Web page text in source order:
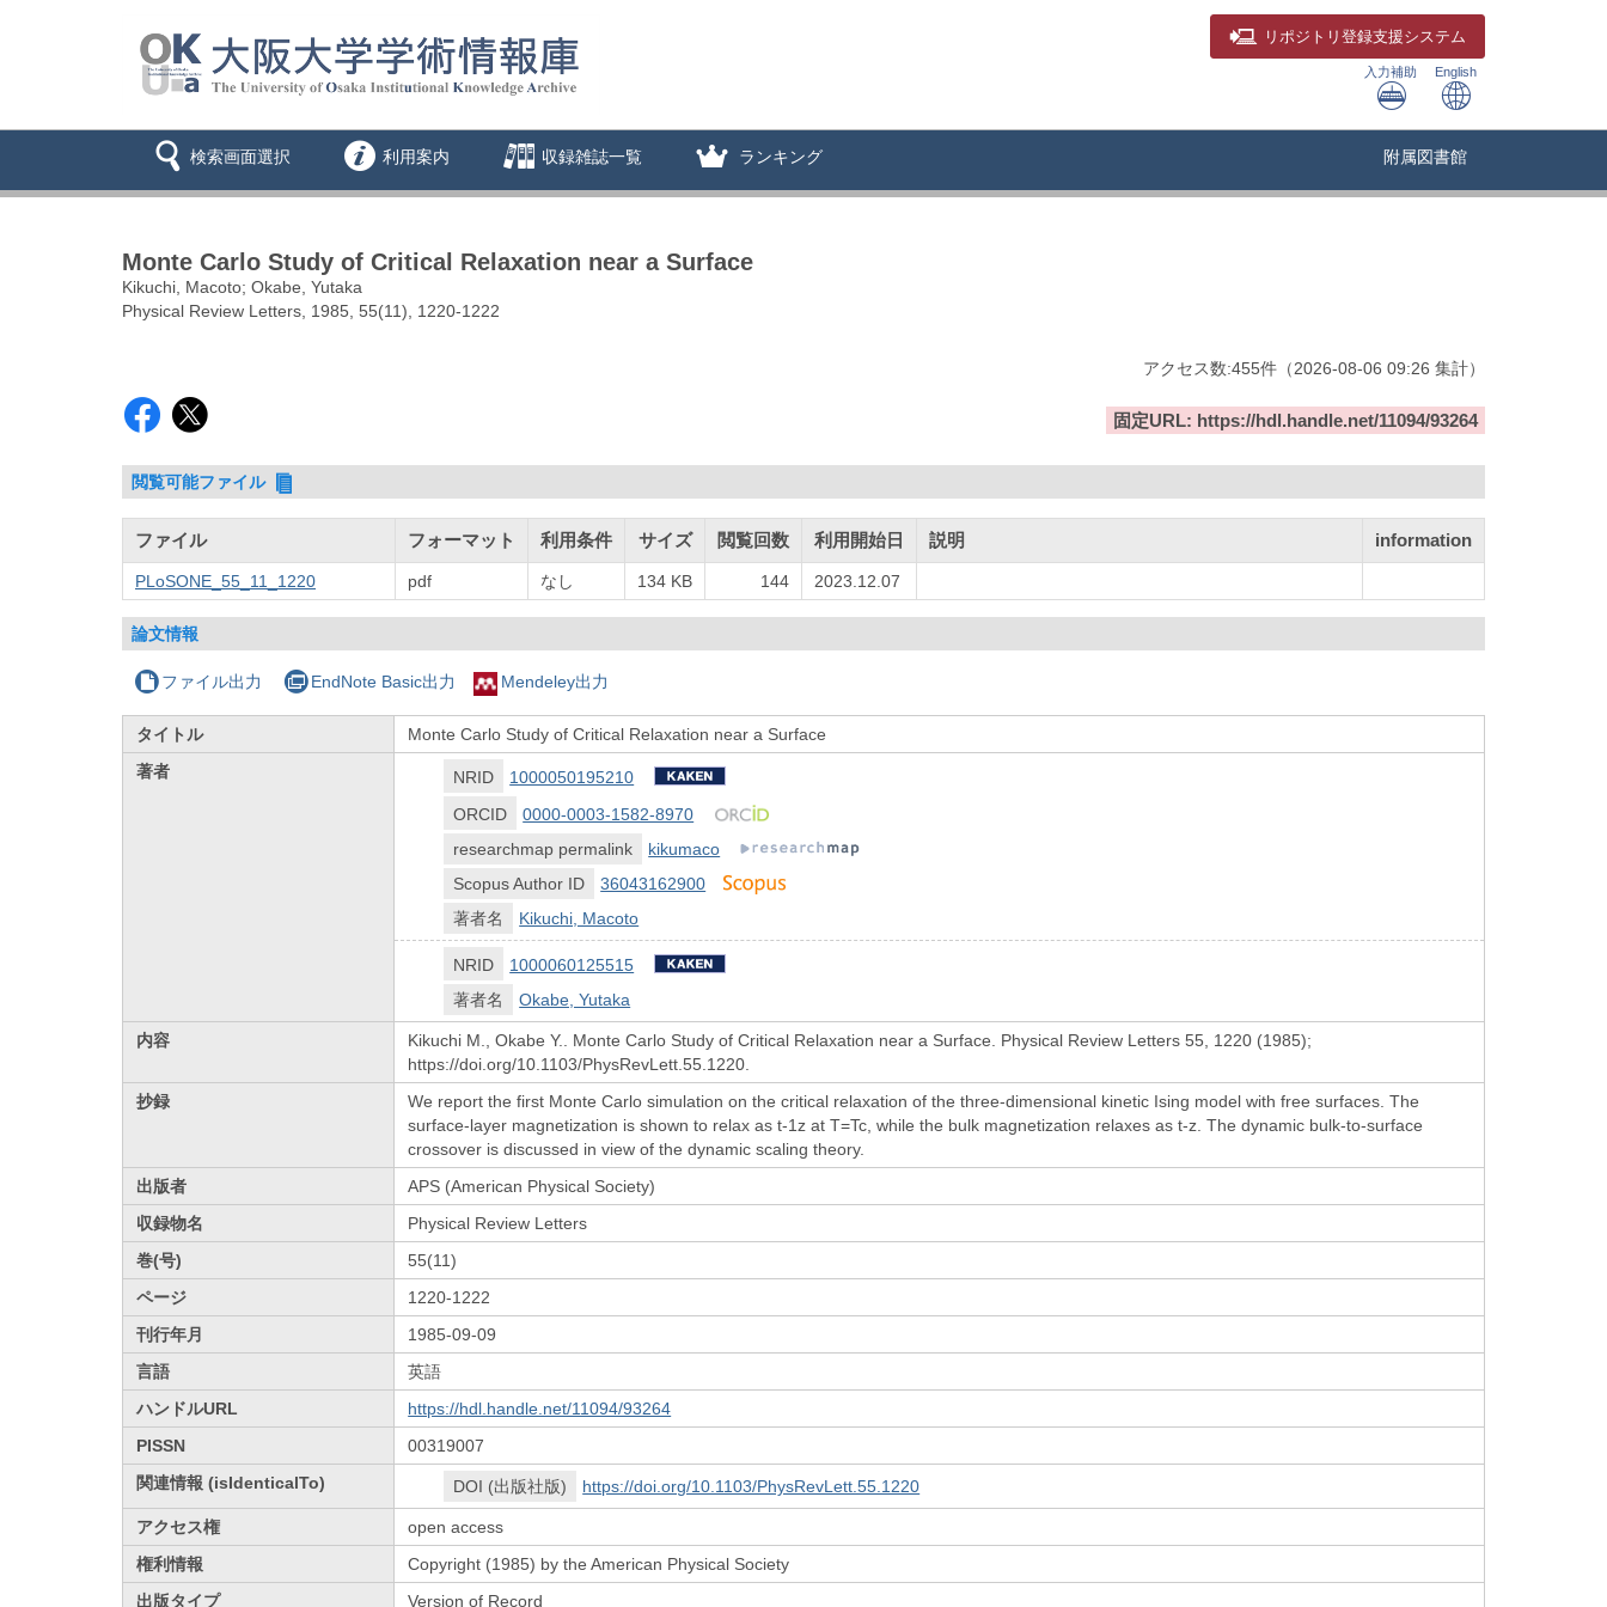
リポジトリ 登録支援システム
入力補助 English
検索画面選択 利用案内 収録雑誌一覧 ランキング 附属図書館
Monte Carlo Study of Critical Relaxation near a Surface
Kikuchi, Macoto; Okabe, Yutaka
Physical Review Letters, 1985, 55(11), 1220-1222
アクセス数:455件 （2026-08-06 09:26 集計）
固定URL: https://hdl.handle.net/11094/93264
閲覧可能ファイル
ファイル フォーマット 利用条件 サイズ 閲覧回数 利用開始日 説明 information
PLoSONE_55_11_1220 pdf なし 134 KB 144 2023.12.07
論文情報
ファイル出力 EndNote Basic出力 Mendeley出力
タイトル
Monte Carlo Study of Critical Relaxation near a Surface
著者
NRID
1000050195210
ORCID
0000-0003-1582-8970
researchmap permalink
kikumaco
Scopus Author ID
36043162900
著者名
Kikuchi, Macoto
NRID
1000060125515
著者名
Okabe, Yutaka
内容
Kikuchi M., Okabe Y.. Monte Carlo Study of Critical Relaxation near a Surface. Physical Review Letters 55, 1220 (1985);
https://doi.org/10.1103/PhysRevLett.55.1220.
抄録
We report the first Monte Carlo simulation on the critical relaxation of the three-dimensional kinetic Ising model with free surfaces. The
surface-layer magnetization is shown to relax as t-1z at T=Tc, while the bulk magnetization relaxes as t-z. The dynamic bulk-to-surface
crossover is discussed in view of the dynamic scaling theory.
出版者
APS (American Physical Society)
収録物名
Physical Review Letters
巻(号)
55(11)
ページ
1220-1222
刊行年月
1985-09-09
言語
英語
ハンドルURL
https://hdl.handle.net/11094/93264
PISSN
00319007
関連情報 (isIdenticalTo)
DOI (出版社版) https://doi.org/10.1103/PhysRevLett.55.1220
アクセス権
open access
権利情報
Copyright (1985) by the American Physical Society
出版タイプ
Version of Record